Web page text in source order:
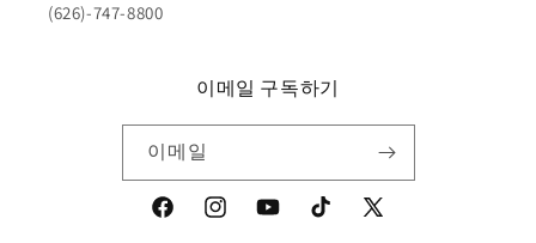
(626)-747-8800
이메일 구독하기
이메일
FacebookInstagramYouTubeTikTok X(Twitter)